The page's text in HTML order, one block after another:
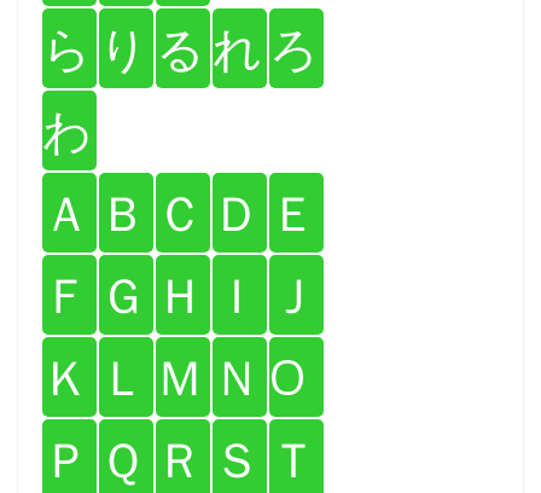
ら り る れ ろ
わ
Ａ Ｂ Ｃ Ｄ Ｅ
Ｆ Ｇ Ｈ Ｉ
Ｊ
Ｋ Ｌ Ｍ Ｎ O
Ｐ Ｑ Ｒ Ｓ Ｔ